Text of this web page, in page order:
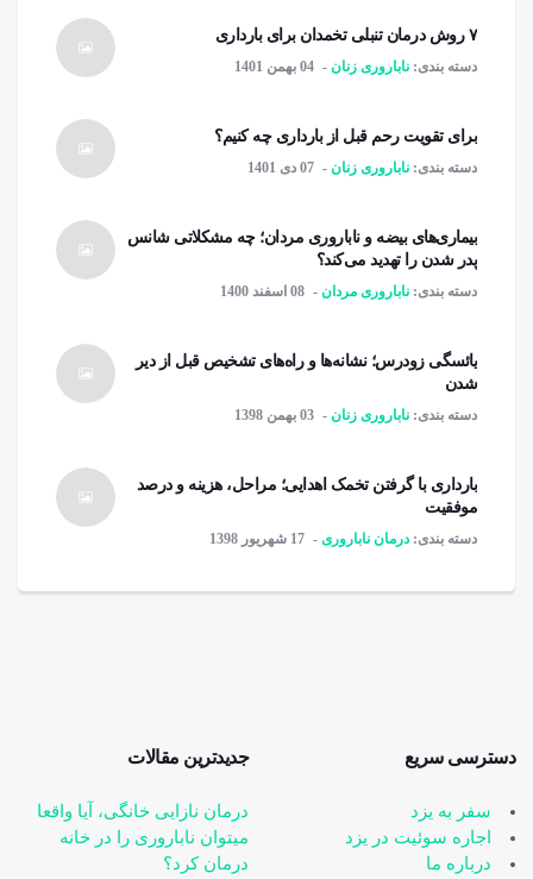
۷ روش درمان تنبلی تخمدان برای بارداری
دسته بندی: ناباروری زنان 04 بهمن 1401
برای تقویت رحم قبل از بارداری چه کنیم؟
دسته بندی: ناباروری زنان 07 دی 1401
بیماری‌های بیضه و ناباروری مردان؛ چه مشکلاتی شانس
پدر شدن را تهدید می‌کند؟
دسته بندی: ناباروری مردان 08 اسفند 1400
یائسگی زودرس؛ نشانه‌ها و راه‌های تشخیص قبل از دیر
شدن
دسته بندی: ناباروری زنان 03 بهمن 1398
بارداری با گرفتن تخمک اهدایی؛ مراحل، هزینه و درصد
موفقیت
دسته بندی: درمان ناباروری 17 شهریور 1398
دسترسی سریع
سفر به یزد
اجاره سوئیت در یزد
درباره ما
جدیدترین مقالات
درمان نازایی خانگی، آیا واقعا
می‎توان ناباروری را در خانه
درمان کرد؟